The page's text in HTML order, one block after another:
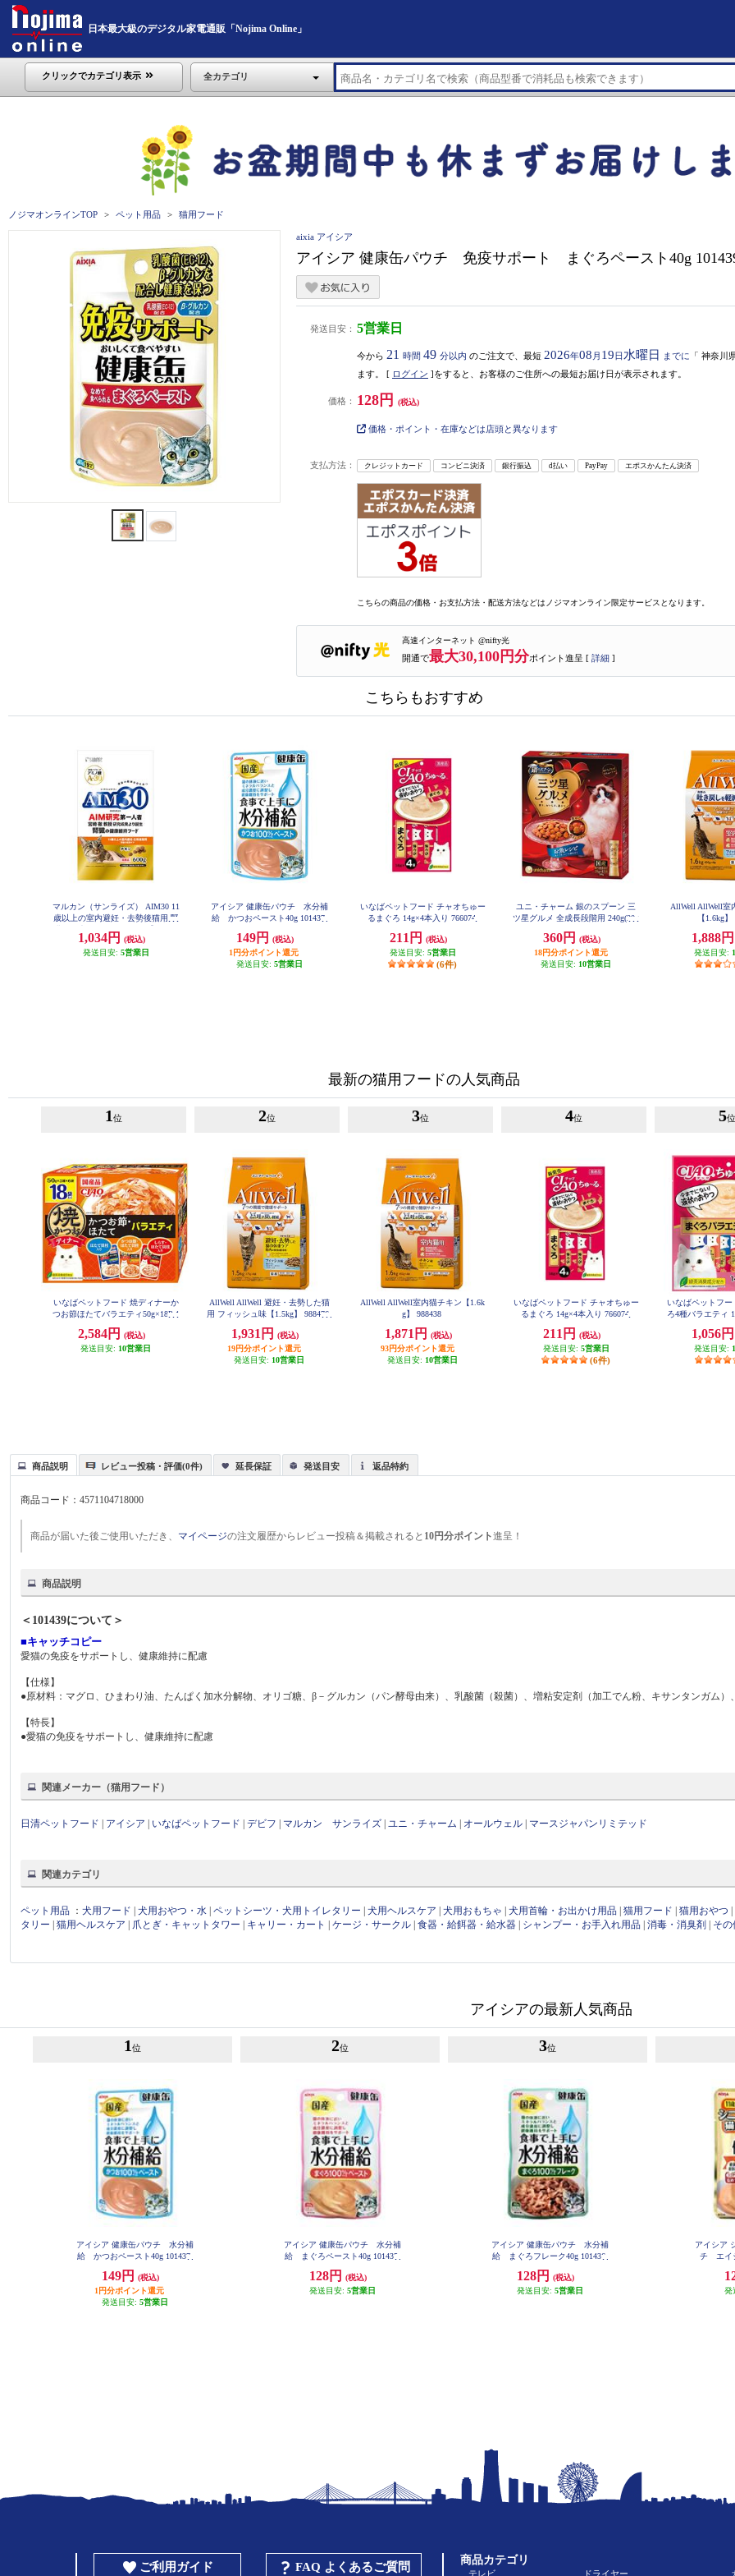
日本最大級のデジタル家電通販「Nojima Online」
クリックでカテゴリ表示 全カテゴリ
ノジマオンラインTOP ペット用品 猫用フード
aixia アイシア
アイシア 健康缶パウチ 免疫サポート まぐろペースト40g
発送目安： 5営業日
今から 21 時間 49 分以内 のご注文で、最短 2026年08 月 19日 水曜日 までに 「 神奈川
ます。 [ ログイン ]をすると、お客様のご住所への最短お届け日が表示されます。
価格： 128円 (税込)
価格・ポイント・在庫などは店頭と異なります
支払方法： クレジットカード コンビニ決済 銀行振込 d払い PayPay エポスかんたん決済
こちらの商品の価格・お支払方法・配送方法などはノジマオンライン限定サービスとなります。
高速インターネット @nifty光
開通で最大30,100円分ポイント進呈 [ 詳細 ]
こちらもおすすめ
マルカン（サンライズ） AIM30 11
歳以上の室内避妊・去勢後猫用 腎
948883
1,034円
(税込)
発送目安: 5営業日
アイシア 健康缶パウチ 水分補
給 かつおペースト40g 101437
149円
(税込)
1円分ポイント還元
発送目安: 5営業日
いなばペットフード チャオちゅー
るまぐろ 14g×4本入り 766074
211円
(税込)
発送目安: 5営業日
(6件)
ユニ・チャーム 銀のスプーン 三
ツ星グルメ 全成長段階用 240g(20g
360円
(税込)
18円分ポイント還元
発送目安: 10営業日
AllWell AllWell室
【1.6kg】
1,888円
発送目安:
最新の猫用フードの人気商品
1 位
いなばペットフード 焼ディナーか
つお節ほたてバラエティ50g×18P 1
2,584円
(税込)
発送目安: 10営業日
2位
AllWell AllWell 避妊・去勢した猫
用 フィッシュ味【1.5kg】 988476
1,931円
(税込)
19円分ポイント還元
発送目安: 10営業日
3位
AllWell AllWell室内猫チキン【1.6k
g】 988438
1,871円
(税込)
93円分ポイント還元
発送目安: 10営業日
4位
いなばペットフード チャオちゅー
るまぐろ 14g×4本入り 766074
211円
(税込)
発送目安: 5営業日
(6件)
5位
いなばペットフー
ろ4種バラエティ
1,056円
発送目安:
商品説明 レビュー投稿・評価(0件) 延長保証 発送目安 返品特約
商品コード：4571104718000
商品が届いた後ご使用いただき、 マイページの注文履歴からレビュー投稿＆掲載されると 10円分ポイント進呈！
商品説明
＜101439について＞
■キャッチコピー
愛猫の免疫をサポートし、健康維持に配慮
【仕様】
●原材料：マグロ、ひまわり油、たんぱく加水分解物、オリゴ糖、β－グルカン（パン酵母由来）、乳酸菌（殺菌）、増粘安定剤（加工でん粉、キサンタンガム）
【特長】
●愛猫の免疫をサポートし、健康維持に配慮
関連メーカー（猫用フード）
日清ペットフード アイシア いなばペットフード |デビフ マルカン サンライズ |ユニ・チャーム オールウェル マースジャパンリミテッド
関連カテゴリ
ペット用品 ：犬用フード |犬用おやつ・水 |ペットシーツ・犬用トイレタリー |犬用ヘルスケア |犬用おもちゃ |犬用首輪・お出かけ用品 |猫用フード |猫用おやつ |
タリー |猫用ヘルスケア 爪とぎ・キャットタワー キャリー・カート |ケージ・サークル |食器・給餌器・給水器 シャンプー・お手入れ用品 |消毒・消臭剤 その
アイシアの最新人気商品
1 位
アイシア 健康缶パウチ 水分補
給 かつおペースト40g 101437
149円
(税込)
1円分ポイント還元
発送目安: 5営業日
2位
アイシア 健康缶パウチ 水分補
給 まぐろペースト40g 101435
128円
(税込)
発送目安: 5営業日
3位
アイシア 健康缶パウチ 水分補
給 まぐろフレーク40g 101436
128円
(税込)
発送目安: 5営業日
アイシア
チ エイ
発
ご利用ガイド FAQ よくあるご質問
商品カテゴリ
テレビ ドライヤー